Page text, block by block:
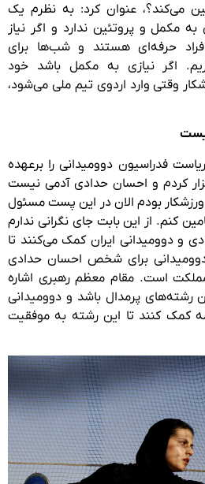
می‌کند؟، عنوان کرد: به نظرم یک
به مکمل و پروتئین ندارد و اگر نیاز
حرفه‌ای هستند و شب‌ها برای
اگر نیازی به مکمل باشد خود
وقتی وارد اردوی تیم ملی می‌شود،
فدراسیون دوومیدانی را برعهده
کردم و احسان حدادی آدمی نیست
ورزشکار بودم الان در این پست مسئول
کنم. از این بابت جای نگرانی ندارم
و دوومیدانی ایران کمک می‌کنند تا
دوومیدانی برای شخص احسان حدادی
است. مقام معظم رهبری اشاره
رشته‌های پرمدال باشد و دوومیدانی
کمک کنند تا این رشته به موفقیت